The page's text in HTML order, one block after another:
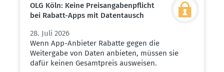
OLG Köln: Keine Preis­an­ga­ben­pflicht
bei Rabatt-Apps mit Daten­tausch
28. Juli 2026
Wenn App-Anbieter Rabatte gegen die
Weitergabe von Daten anbieten, müssen sie
dafür keinen Gesamtpreis ausweisen.